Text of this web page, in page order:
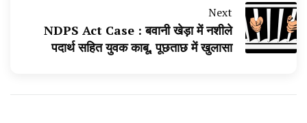
Next
NDPS Act Case : बवानी खेड़ा में नशीले
पदार्थ सहित युवक काबू, पूछताछ में खुलासा